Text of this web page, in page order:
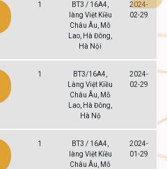
1
BT3 / 16A4,
làng Việt Kiều
Châu Âu, Mỗ
Lao, Hà Đông,
Hà Nội
2024-
02-29
1
BT3/16A4,
Làng Việt Kiều
Châu Âu, Mỗ
Lao, Hà Đông,
Hà Nộ
2024-
02-29
1
BT3 / 16A4,
làng Việt Kiều
Châu Âu, Mỗ
2024-
01-29